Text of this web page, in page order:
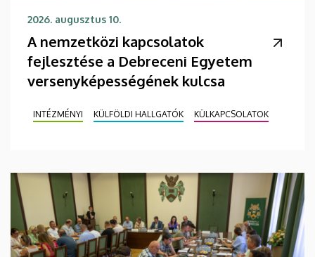
2026. augusztus 10.
A nemzetközi kapcsolatok
fejlesztése a Debreceni Egyetem
versenyképességének kulcsa
INTÉZMÉNYI KÜLFÖLDI HALLGATÓK KÜLKAPCSOLATOK